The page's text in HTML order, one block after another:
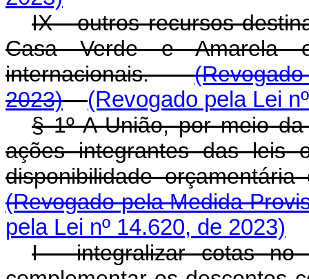
IX - outros recursos
Casa Verde e Amarela
internacionais.
2023)
(Revogado pela Lei
§ 1º A União, por meio
ações integrantes das leis
disponibilidade
(Revogado pela Medida
pela Lei nº 14.620, de 2023)
I - integralizar cotas no